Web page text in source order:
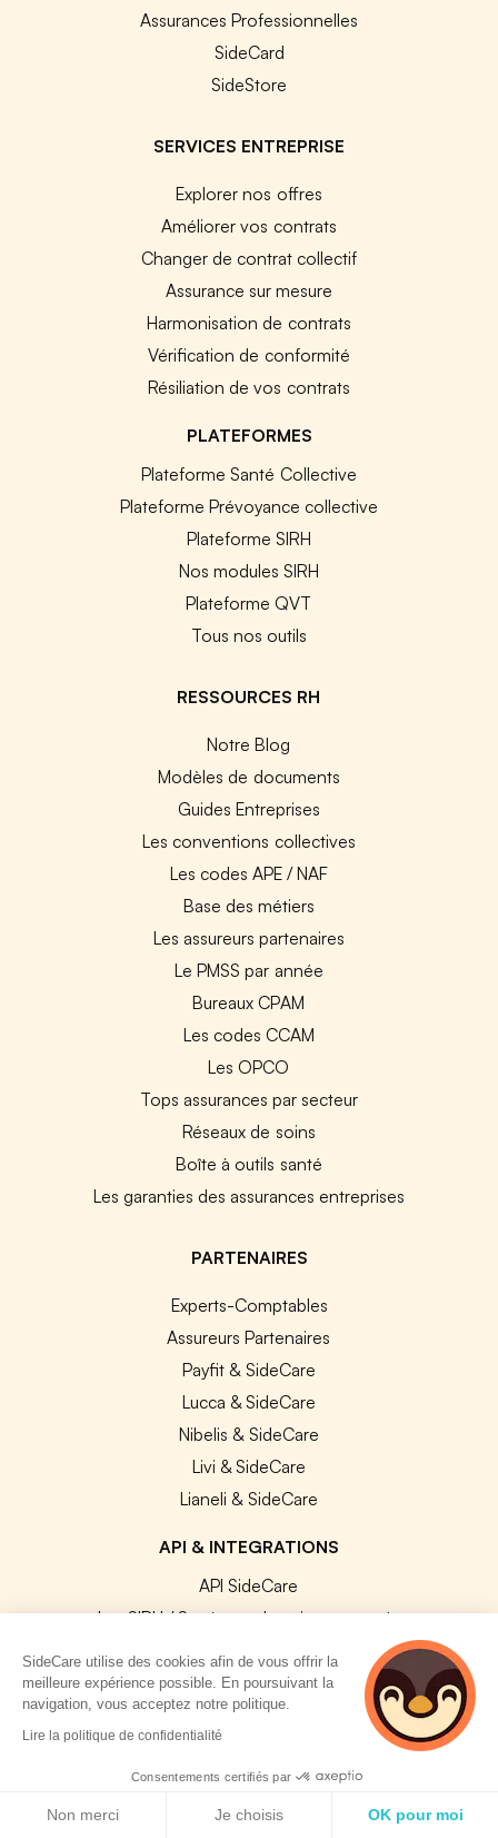
Assurances Professionnelles
SideCard
SideStore
SERVICES ENTREPRISE
Explorer nos offres
Améliorer vos contrats
Changer de contrat collectif
Assurance sur mesure
Harmonisation de contrats
Vérification de conformité
Résiliation de vos contrats
PLATEFORMES
Plateforme Santé Collective
Plateforme Prévoyance collective
Plateforme SIRH
Nos modules SIRH
Plateforme QVT
Tous nos outils
RESSOURCES RH
Notre Blog
Modèles de documents
Guides Entreprises
Les conventions collectives
Les codes APE / NAF
Base des métiers
Les assureurs partenaires
Le PMSS par année
Bureaux CPAM
Les codes CCAM
Les OPCO
Tops assurances par secteur
Réseaux de soins
Boîte à outils santé
Les garanties des assurances entreprises
PARTENAIRES
Experts-Comptables
Assureurs Partenaires
Payfit & SideCare
Lucca & SideCare
Nibelis & SideCare
Livi & SideCare
Lianeli & SideCare
API & INTEGRATIONS
API SideCare
Les SIRH / Systèmes de paie connectés
A PROPOS
Se connecter
Nous contacter
Notre équipe
SideCare utilise des cookies afin de vous offrir la
meilleure expérience possible. En poursuivant la
navigation, vous acceptez notre politique.
Lire la politique de confidentialité
Consentements certifiés par
Non merci Je choisis OK pour moi
2 personnes
consultent
actuellement cette